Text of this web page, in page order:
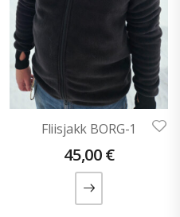
Fliisjakk BORG-1
45,00€